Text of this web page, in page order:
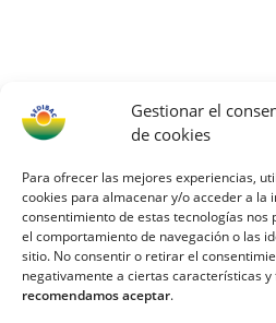
Gestionar el
de cookies
Para ofrecer las mejores experiencias,
cookies para almacenar y/o acceder a la
consentimiento de estas tecnologías
el comportamiento de navegación o las
sitio. No consentir o retirar el
negativamente a ciertas características y
recomendamos aceptar.